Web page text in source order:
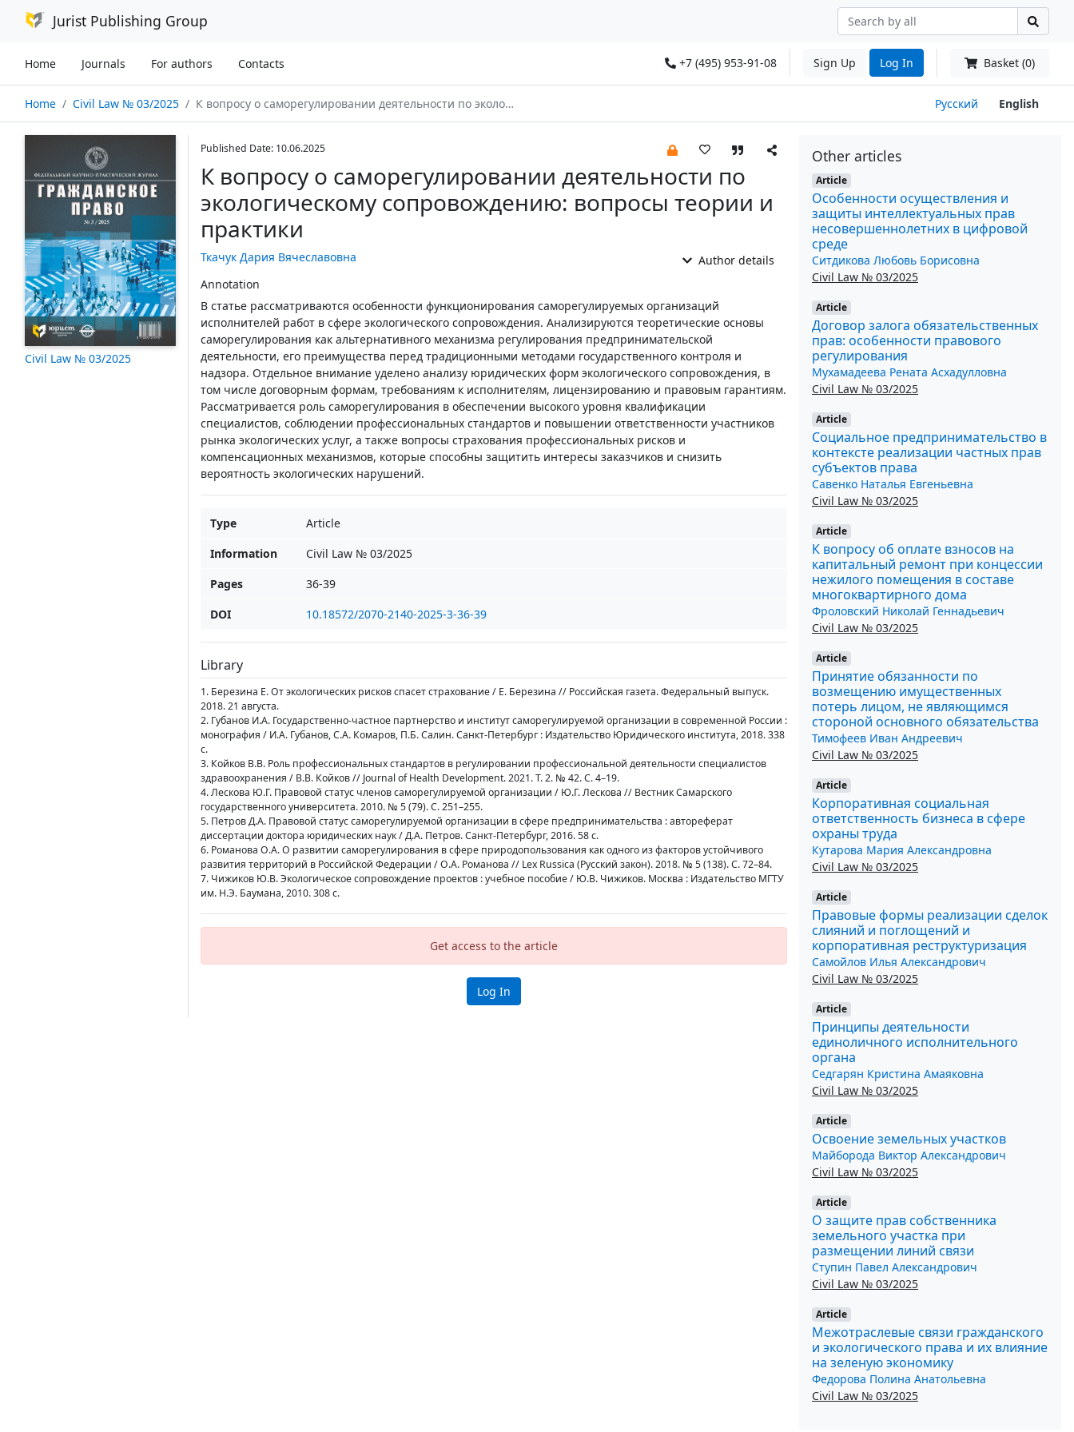
Jurist Publishing Group
Home Journals For authors Contacts +7 (495) 953-91-08 Sign Up Log In Basket (0)
Home Civil Law № 03/2025 К вопросу о саморегулировании деятельности по экологическому сопровождению: вопросы теории и практики Русский English
Civil Law № 03/2025
Published Date: 10.06.2025
К вопросу о саморегулировании деятельности по
экологическому сопровождению: вопросы теории и
практики
Ткачук Дария Вячеславовна
Author details
Annotation
В статье рассматриваются особенности функционирования саморегулируемых организаций
исполнителей работ в сфере экологического сопровождения. Анализируются теоретические основы
саморегулирования как альтернативного механизма регулирования предпринимательской
деятельности, его преимущества перед традиционными методами государственного контроля и
надзора. Отдельное внимание уделено анализу юридических форм экологического сопровождения, в
том числе договорным формам, требованиям к исполнителям, лицензированию и правовым гарантиям.
Рассматривается роль саморегулирования в обеспечении высокого уровня квалификации
специалистов, соблюдении профессиональных стандартов и повышении ответственности участников
рынка экологических услуг, а также вопросы страхования профессиональных рисков и
компенсационных механизмов, которые способны защитить интересы заказчиков и снизить
вероятность экологических нарушений.
Type
Article
Information
Civil Law № 03/2025
Pages
36-39
DOI
10.18572/2070-2140-2025-3-36-39
Library
1. Березина Е. От экологических рисков спасет страхование / Е. Березина // Российская газета. Федеральный выпуск.
2018. 21 августа.
2. Губанов И.А. Государственно-частное партнерство и институт саморегулируемой организации в современной России :
монография / И.А. Губанов, С.А. Комаров, П.Б. Салин. Санкт-Петербург : Издательство Юридического института, 2018. 338
с.
3. Койков В.В. Роль профессиональных стандартов в регулировании профессиональной деятельности специалистов
здравоохранения / В.В. Койков // Journal of Health Development. 2021. Т. 2. № 42. С. 4–19.
4. Лескова Ю.Г. Правовой статус членов саморегулируемой организации / Ю.Г. Лескова // Вестник Самарского
государственного университета. 2010. № 5 (79). С. 251–255.
5. Петров Д.А. Правовой статус саморегулируемой организации в сфере предпринимательства : автореферат
диссертации доктора юридических наук / Д.А. Петров. Санкт-Петербург, 2016. 58 с.
6. Романова О.А. О развитии саморегулирования в сфере природопользования как одного из факторов устойчивого
развития территорий в Российской Федерации / О.А. Романова // Lex Russica (Русский закон). 2018. № 5 (138). С. 72–84.
7. Чижиков Ю.В. Экологическое сопровождение проектов : учебное пособие / Ю.В. Чижиков. Москва : Издательство МГТУ
им. Н.Э. Баумана, 2010. 308 с.
Get access to the article
Log In
Other articles
Article
Особенности осуществления и
защиты интеллектуальных прав
несовершеннолетних в цифровой
среде
Ситдикова Любовь Борисовна
Civil Law № 03/2025
Article
Договор залога обязательственных
прав: особенности правового
регулирования
Мухамадеева Рената Асхадулловна
Civil Law № 03/2025
Article
Социальное предпринимательство в
контексте реализации частных прав
субъектов права
Савенко Наталья Евгеньевна
Civil Law № 03/2025
Article
К вопросу об оплате взносов на
капитальный ремонт при концессии
нежилого помещения в составе
многоквартирного дома
Фроловский Николай Геннадьевич
Civil Law № 03/2025
Article
Принятие обязанности по
возмещению имущественных
потерь лицом, не являющимся
стороной основного обязательства
Тимофеев Иван Андреевич
Civil Law № 03/2025
Article
Корпоративная социальная
ответственность бизнеса в сфере
охраны труда
Кутарова Мария Александровна
Civil Law № 03/2025
Article
Правовые формы реализации сделок
слияний и поглощений и
корпоративная реструктуризация
Самойлов Илья Александрович
Civil Law № 03/2025
Article
Принципы деятельности
единоличного исполнительного
органа
Седгарян Кристина Амаяковна
Civil Law № 03/2025
Article
Освоение земельных участков
Майборода Виктор Александрович
Civil Law № 03/2025
Article
О защите прав собственника
земельного участка при
размещении линий связи
Ступин Павел Александрович
Civil Law № 03/2025
Article
Межотраслевые связи гражданского
и экологического права и их влияние
на зеленую экономику
Федорова Полина Анатольевна
Civil Law № 03/2025